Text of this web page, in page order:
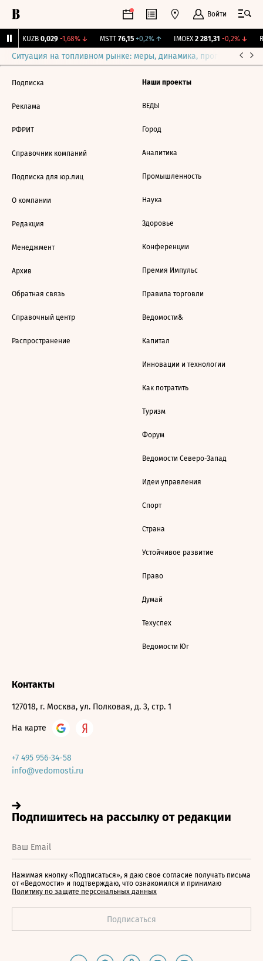
Войти
KUZB 0,029 -1,68%↓ MSTT 76,15 +0,2%↑ IMOEX 2 281,31 -0,2%↓
Ситуация на топливном рынке: меры, динамика, прогнозы
Подписка
Реклама
РФРИТ
Справочник компаний
Подписка для юр.лиц
О компании
Редакция
Менеджмент
Архив
Обратная связь
Справочный центр
Распространение
Наши проекты
ВЕДЫ
Город
Аналитика
Промышленность
Наука
Здоровье
Конференции
Премия Импульс
Правила торговли
Ведомости&
Капитал
Инновации и технологии
Как потратить
Туризм
Форум
Ведомости Северо-Запад
Идеи управления
Спорт
Страна
Устойчивое развитие
Право
Думай
Техуспех
Ведомости Юг
Контакты
127018, г. Москва, ул. Полковая, д. 3, стр. 1
На карте
+7 495 956-34-58
info@vedomosti.ru
Нажимая кнопку «Подписаться», я даю свое согласие получать письма
от «Ведомости» и подтверждаю, что ознакомился и принимаю
Политику по защите персональных данных